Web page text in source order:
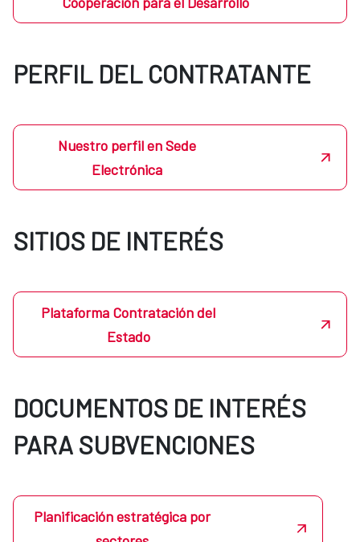
PERFIL DEL CONTRATANTE
Nuestro perfil en Sede
Electrónica
SITIOS DE INTERÉS
Plataforma Contratación del
Estado
DOCUMENTOS DE INTERÉS
PARA SUBVENCIONES
Planificación estratégica por